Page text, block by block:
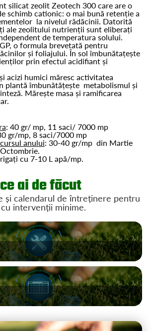
silicat zeolit Zeotech 300 care are o
schimb cationic: o mai bună retenție a
la nivelul rădăcinii. Datorită
ale zeolitului nutrienții sunt eliberați
de temperatura solului.
o formula brevetată pentru
și foliajului. În sol îmbunătațește
prin efectul acidifiant și
acizi humici măresc activitatea
plantă îmbunătățește metabolismul și
Mărește masa și ramificarea
: 40 gr/ mp, 11 saci/ 7000 mp
gr/mp, 8 saci/7000 mp
anului: 30-40 gr/mp din Martie
cu 7-10 L apă/mp.
ai de făcut
și calendarul de întreținere pentru
intervenții minime.